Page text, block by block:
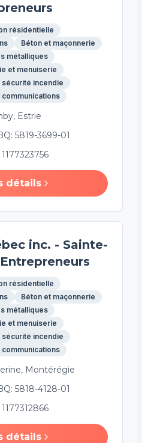
résidentielle
Béton et maçonnerie
métalliques
et menuiserie
incendie
Estrie
: 5819-3699-01
1177323756
détails
inc. - Sainte-
résidentielle
Béton et maçonnerie
métalliques
et menuiserie
incendie
Montérégie
: 5818-4128-01
1177312866
détails